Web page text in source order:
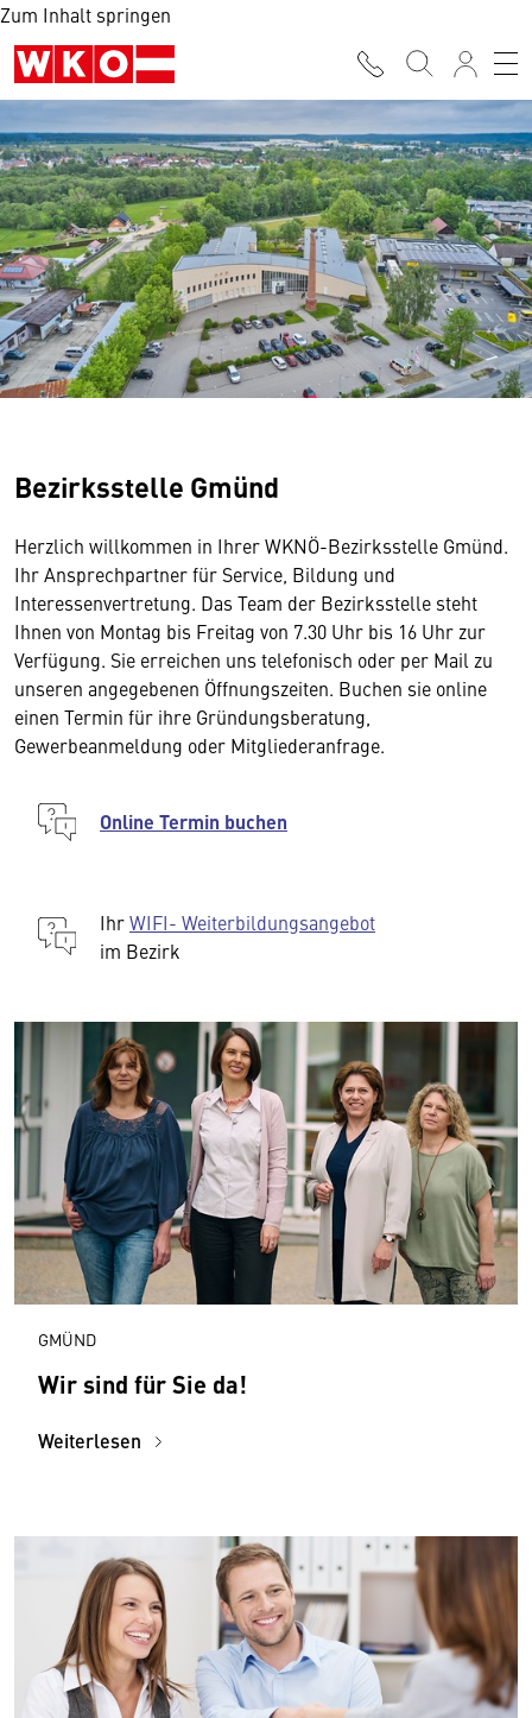
Zum Inhalt springen
Bezirksstelle Gmünd
Herzlich willkommen in Ihrer WKNÖ-Bezirksstelle Gmünd.
Ihr Ansprechpartner für Service, Bildung und
Interessenvertretung. Das Team der Bezirksstelle steht
Ihnen von Montag bis Freitag von 7.30 Uhr bis 16 Uhr zur
Verfügung. Sie erreichen uns telefonisch oder per Mail zu
unseren angegebenen Öffnungszeiten. Buchen sie online
einen Termin für ihre Gründungsberatung,
Gewerbeanmeldung oder Mitgliederanfrage.
Online Termin buchen
IhrWIFI- Weiterbildungsangebot
im Bezirk
GMÜND
Wir sind für Sie da!
Weiterlesen